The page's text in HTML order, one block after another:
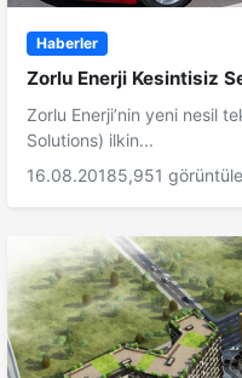
Haberler
Zorlu Enerji Kesintisiz
Zorlu Enerji’nin yeni nesil
Solutions) ilkin...
16.08.20185,951